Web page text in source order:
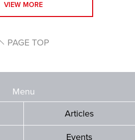
VIEW MORE
PAGE TOP
Menu
Articles
Events